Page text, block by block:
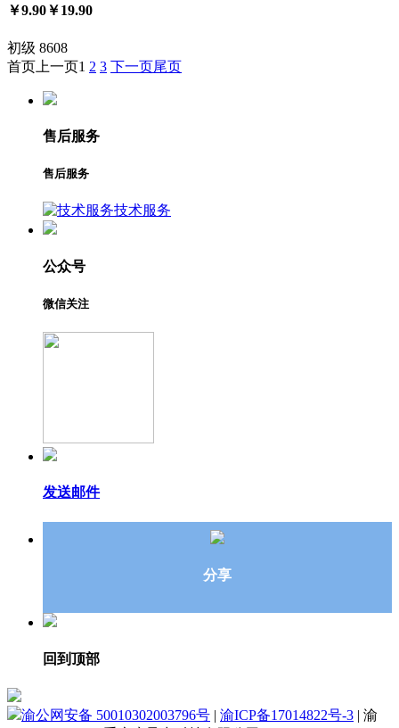
￥9.90￥19.90
初级 8608
首页 上一页1 2 3 下一页尾页
售后服务
售后服务
技术服务
公众号
微信关注
发送邮件
分享
回到顶部
渝公网安备 50010302003796号 | 渝ICP备17014822号-3 | 渝